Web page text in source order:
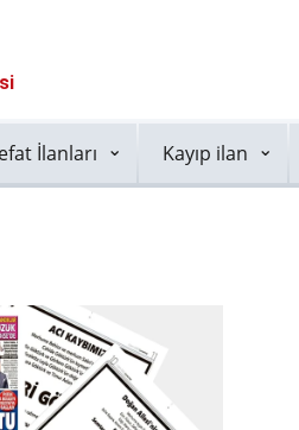
İlanları Kayıp ilan